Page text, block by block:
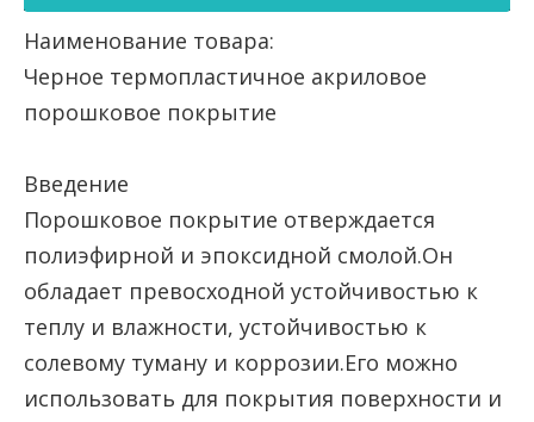
Наименование товара:
Черное термопластичное акриловое
порошковое покрытие
Введение
Порошковое покрытие отверждается
полиэфирной и эпоксидной смолой.Он
обладает превосходной устойчивостью к
теплу и влажности, устойчивостью к
солевому туману и коррозии.Его можно
использовать для покрытия поверхности и